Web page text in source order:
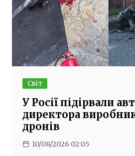
Світ
У Росії підірвали
директора
дронів
10/08/2026 02:05